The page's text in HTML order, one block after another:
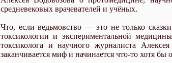
средневековых врачевателей и учёных.
Что, если ведьмовство — это не только
токсикологии и экспериментальной
токсиколога и научного журналиста
заканчивается миф и начинается что-то хотя